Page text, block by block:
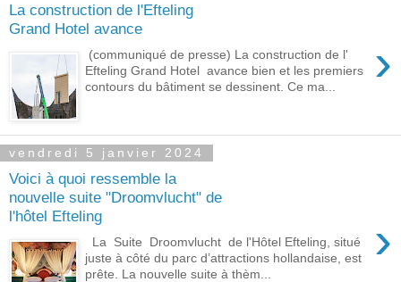
La construction de l'Efteling
Grand Hotel avance
›
(communiqué de presse) La construction de l'
Efteling Grand Hotel avance bien et les premiers
contours du bâtiment se dessinent. Ce ma...
vendredi 5 janvier 2024
Voici à quoi ressemble la
nouvelle suite "Droomvlucht" de
l'hôtel Efteling
›
La Suite Droomvlucht de l'Hôtel Efteling, situé
juste à côté du parc d’attractions hollandaise, est
prête. La nouvelle suite à thèm...